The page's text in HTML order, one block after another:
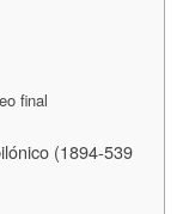
final
(1894-539